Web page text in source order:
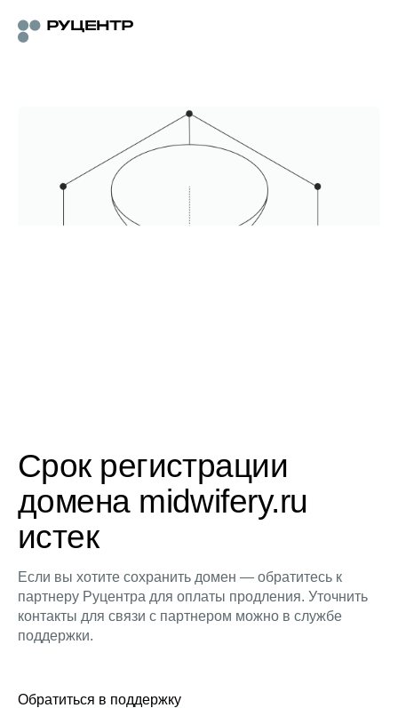
Срок регистрации
домена midwifery.ru
истек
Если вы хотите сохранить домен — обратитесь к
партнеру Руцентра для оплаты продления. Уточнить
контакты для связи с партнером можно в службе
поддержки.
Обратиться в поддержку